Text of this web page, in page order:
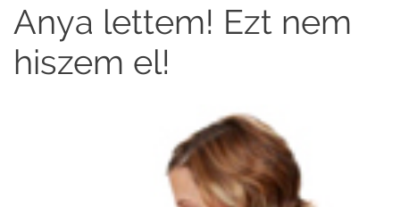
Anya lettem! Ezt nem
hiszem el!